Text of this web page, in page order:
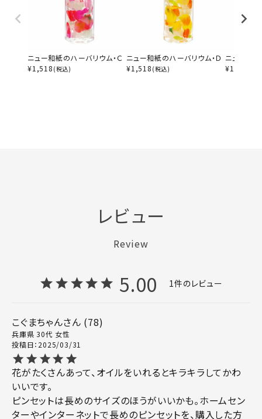
ニュー和紙のハーバリウム・Ｃ
¥1,518 (税込)
ニュー和紙のハーバリウム・Ｄ
¥1,518 (税込)
ニュー和紙
¥1,518
レビュー
Review
5.00 1
こぐまちゃん 78
兵庫県 30代 女性
投稿日 2025/03/31
花がたくさんあって、オイルをいれるとキラキラしてかわ
いいです。
ピンセットは長めのサイズのほうがいいかも。ホームセン
ターやインターネットで長めのピンセットを、購入した方